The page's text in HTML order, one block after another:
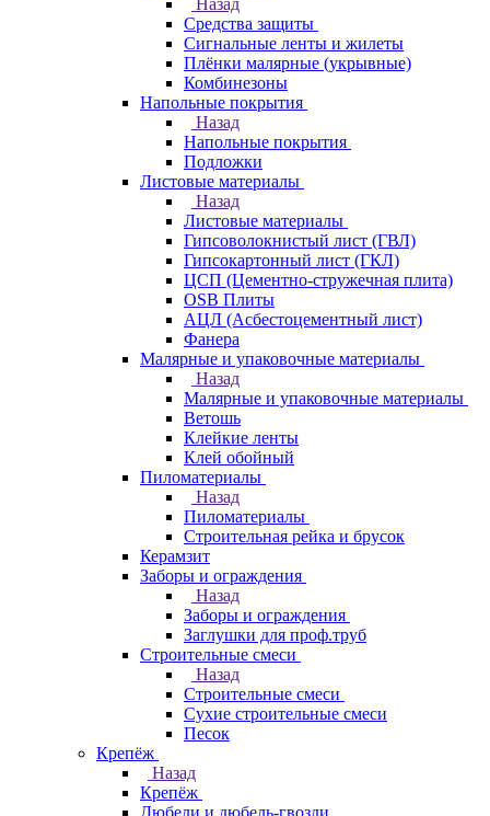
Назад
Средства защиты
Сигнальные ленты и жилеты
Плёнки малярные (укрывные)
Комбинезоны
Напольные покрытия
Назад
Напольные покрытия
Подложки
Листовые материалы
Назад
Листовые материалы
Гипсоволокнистый лист (ГВЛ)
Гипсокартонный лист (ГКЛ)
ЦСП (Цементно-стружечная плита)
OSB Плиты
АЦЛ (Асбестоцементный лист)
Фанера
Малярные и упаковочные материалы
Назад
Малярные и упаковочные материалы
Ветошь
Клейкие ленты
Клей обойный
Пиломатериалы
Назад
Пиломатериалы
Строительная рейка и брусок
Керамзит
Заборы и ограждения
Назад
Заборы и ограждения
Заглушки для проф.труб
Строительные смеси
Назад
Строительные смеси
Сухие строительные смеси
Песок
Крепёж
Назад
Крепёж
Дюбели и дюбель-гвозди